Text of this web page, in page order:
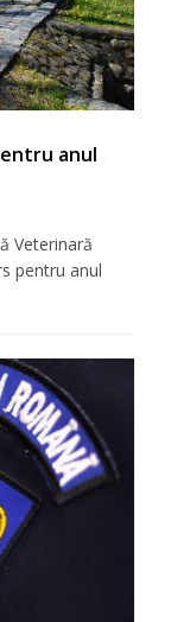
anul
Veterinară
pentru anul